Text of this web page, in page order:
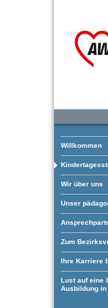
Willkommen
Wir über uns
Unser
Zum
Ihre Karriere
Lust auf eine
Ausbildung in